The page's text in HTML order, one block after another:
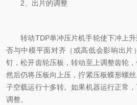
2、出片的调整
转动TDP单冲压片机手轮使下冲上升
否与中模平面对齐（或高低会影响出片
钉，松开齿轮压板，转动至上调整齿轮
然后仍将压板向上压，拧紧压板蝶形螺
子空载运行十多转。如果机器运行正常
调整。